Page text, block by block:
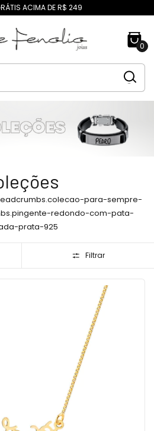
ACIMA DE R$ 249
0
para-sempre-
redondo-com-pata-
prata-925
Filtrar